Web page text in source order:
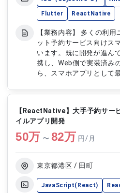
Flutter ReactNative
【業務内容】 多くの利
ット予約サービス向けス
います。既に開発が進ん
携し、Web側で実装済み
ら、スマホアプリとして
で、ReactNativeを中心
に触れながらアプリ開発を担
容】 ・チケット予約スマ
Web版で提供されている
への組み込み ・
トフォーム開発 ・
【ReactNative】大手予約サー
イルアプリ開発
50万 〜 82万 円/月
東京都港区 / 田町
JavaScript(React)